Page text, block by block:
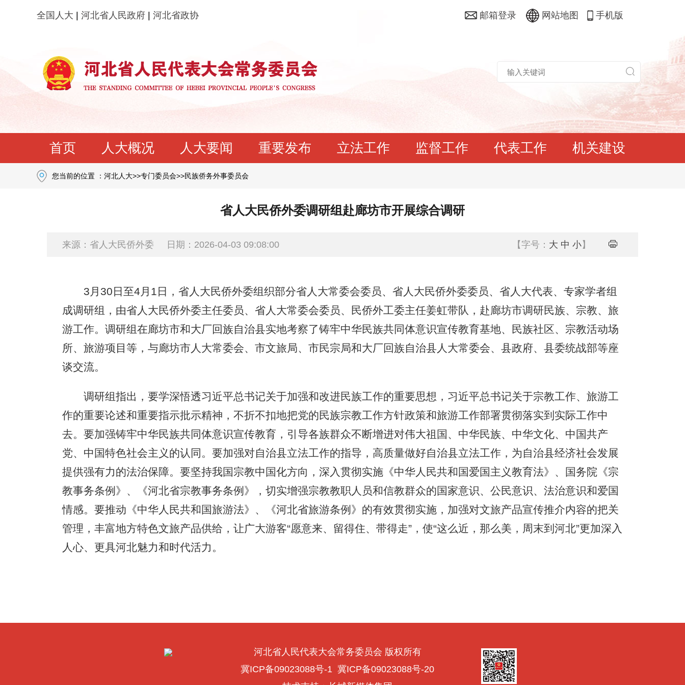
全国人大 河北省人民政府 河北省政协 邮箱登录 网站地图 手机版
首页 人大概况 人大要闻 重要发布 立法工作 监督工作 代表工作 机关建设
您当前的位置 ： 河北人大>>专门委员会>>民族侨务外事委员会
省人大民侨外委调研组赴廊坊市开展综合调研
来源：省人大民侨外委 日期：2026-04-03 09:08:00 【字号： 大 中 小】
3月30日至4月1日，省人大民侨外委组织部分省人大常委会委员、省人大民侨外委委员、省人大代表、专家学者组
成调研组，由省人大民侨外委主任委员、省人大常委会委员、民侨外工委主任姜虹带队，赴廊坊市调研民族、宗教、旅
游工作。调研组在廊坊市和大厂回族自治县实地考察了铸牢中华民族共同体意识宣传教育基地、民族社区、宗教活动场
所、旅游项目等，与廊坊市人大常委会、市文旅局、市民宗局和大厂回族自治县人大常委会、县政府、县委统战部等座
谈交流。
调研组指出，要学深悟透习近平总书记关于加强和改进民族工作的重要思想，习近平总书记关于宗教工作、旅游工
作的重要论述和重要指示批示精神，不折不扣地把党的民族宗教工作方针政策和旅游工作部署贯彻落实到实际工作中
去。要加强铸牢中华民族共同体意识宣传教育，引导各族群众不断增进对伟大祖国、中华民族、中华文化、中国共产
党、中国特色社会主义的认同。要加强对自治县立法工作的指导，高质量做好自治县立法工作，为自治县经济社会发展
提供强有力的法治保障。要坚持我国宗教中国化方向，深入贯彻实施《中华人民共和国爱国主义教育法》、国务院《宗
教事务条例》、《河北省宗教事务条例》，切实增强宗教教职人员和信教群众的国家意识、公民意识、法治意识和爱国
情感。要推动《中华人民共和国旅游法》、《河北省旅游条例》的有效贯彻实施，加强对文旅产品宣传推介内容的把关
管理，丰富地方特色文旅产品供给，让广大游客“愿意来、留得住、带得走”，使“这么近，那么美，周末到河北”更加深入
人心、更具河北魅力和时代活力。
河北省人民代表大会常务委员会 版权所有
冀ICP备09023088号-1 冀ICP备09023088号-20